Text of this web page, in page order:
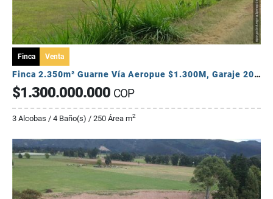
Finca Venta
Finca 2.350m² Guarne Vía Aeropue $1.300M, Garaje 20 Carros y Permuta
$1.300.000.000 COP
3 Alcobas / 4 Baño(s) / 250 Área m2